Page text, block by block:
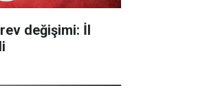
değişimi: İl